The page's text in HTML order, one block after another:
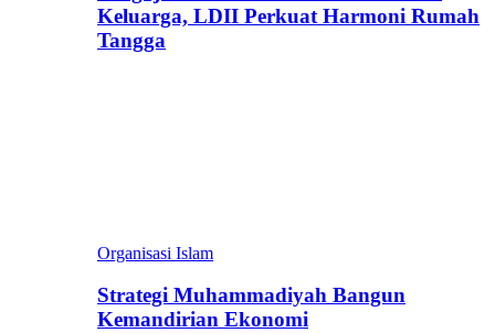
Keluarga, LDII Perkuat Harmoni Rumah
Tangga
Organisasi Islam
Strategi Muhammadiyah Bangun
Kemandirian Ekonomi